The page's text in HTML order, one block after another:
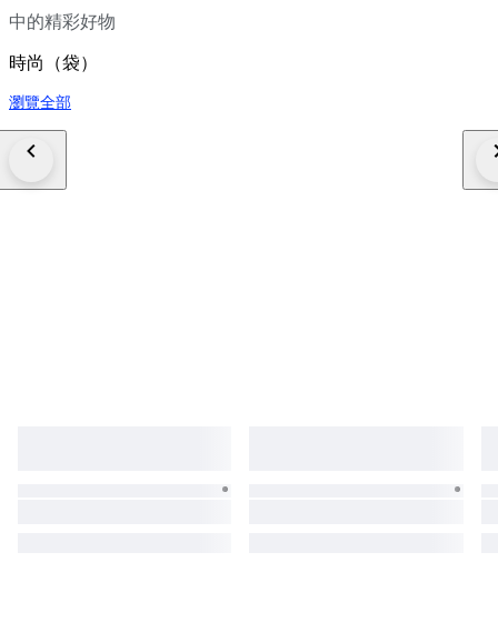
中的精彩好物
時尚（袋）
瀏覽全部